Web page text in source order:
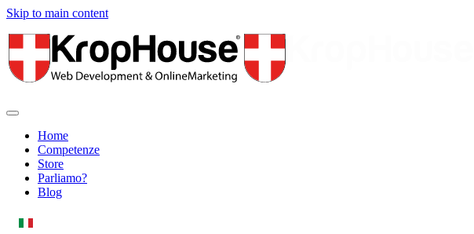
Skip to main content
Home
Competenze
Store
Parliamo?
Blog